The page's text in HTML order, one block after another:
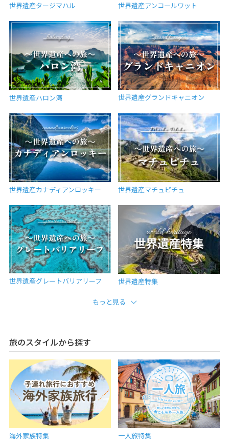
世界遺産タージマハル 世界遺産アンコールワット
世界遺産ハロン湾 世界遺産グランドキャニオン
世界遺産カナディアンロッキー 世界遺産マチュピチュ
世界遺産グレートバリアリーフ 世界遺産特集
もっと見る
旅のスタイルから探す
海外家族特集 一人旅特集